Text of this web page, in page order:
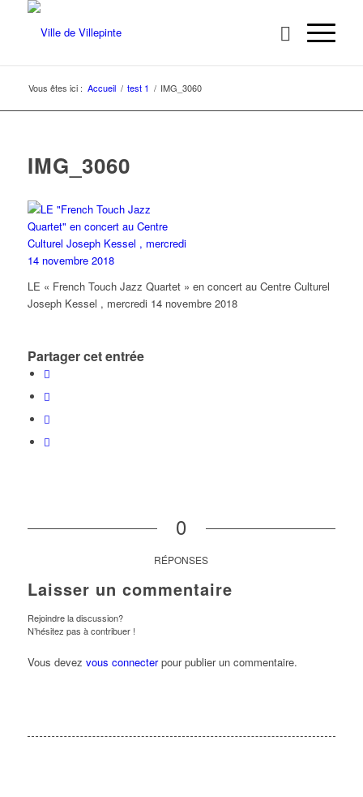
Vous êtes ici : Accueil / test 1 / IMG_3060
IMG_3060
LE « French Touch Jazz Quartet » en concert au Centre Culturel
Joseph Kessel , mercredi 14 novembre 2018
Partager cet entrée
0
RÉPONSES
Laisser un commentaire
Rejoindre la discussion?
N’hésitez pas à contribuer !
Vous devez vous connecterpour publier un commentaire.